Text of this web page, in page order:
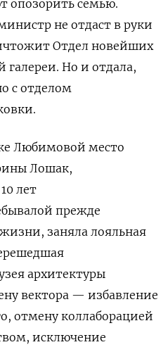
опозорить семью.
не отдаст в руки
Отдел новейших
галереи. Но и отдала,
с отделом
Любимовой место
Лошак,
лет
прежде
заняла лояльная
архитектуры
вектора — избавление
отмену коллаборацией
исключение